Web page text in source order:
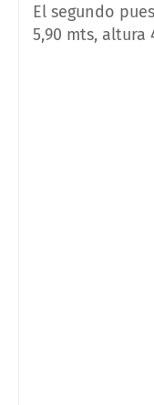
El segundo
5,90 mts, altura